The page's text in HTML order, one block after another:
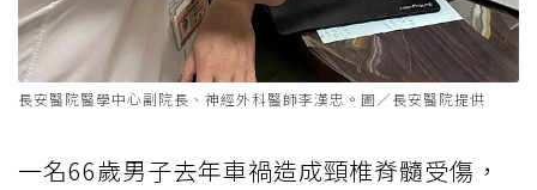
長安醫院醫學中心副院長、神經外科醫師李漢忠。圖／長安醫院提供
一名66歲男子去年車禍造成頸椎脊髓受傷，